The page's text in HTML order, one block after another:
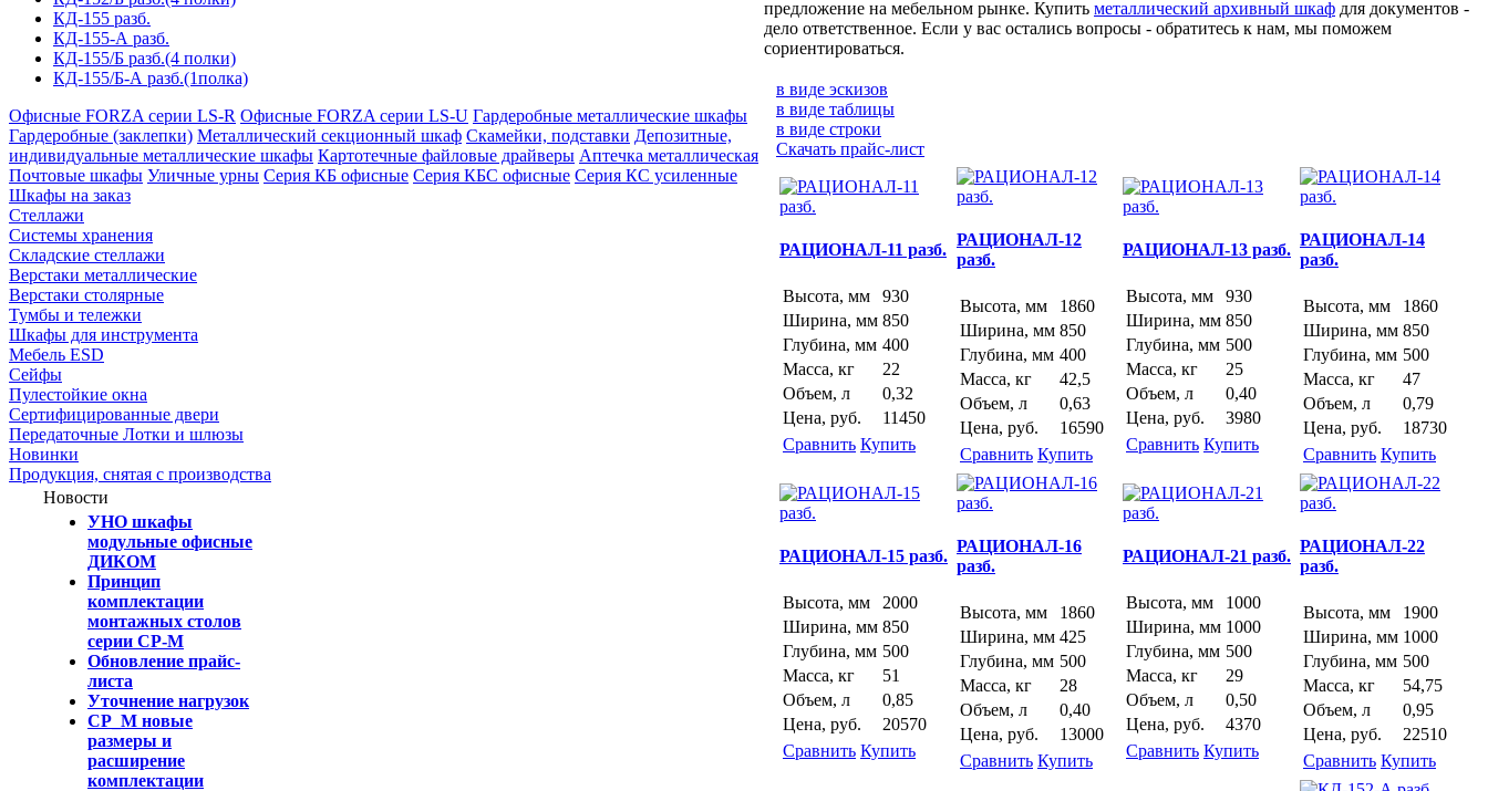
КД-155 разб.
КД-155-А разб.
КД-155/Б разб.(4 полки)
КД-155/Б-А разб.(1полка)
Офисные FORZA серии LS-R Офисные FORZA серии LS-U Гардеробные металлические шкафы
Гардеробные (заклепки) Металлический секционный шкаф Скамейки, подставки Депозитные,
индивидуальные металлические шкафы Картотечные файловые драйверы Аптечка металлическая
Почтовые шкафы Уличные урны Серия КБ офисные Серия КБС офисные Серия КC усиленные
Шкафы на заказ
Стеллажи
Системы хранения
Складские стеллажи
Верстаки металлические
Верстаки столярные
Тумбы и тележки
Шкафы для инструмента
Мебель ESD
Сейфы
Пулестойкие окна
Сертифицированные двери
Передаточные Лотки и шлюзы
Новинки
Продукция, снятая с производства
Новости
УНО шкафы
модульные офисные
ДИКОМ
Принцип
комплектации
монтажных столов
серии СР-М
Обновление прайс-
листа
Уточнение нагрузок
СР_М новые
размеры и
расширение
комплектации
предложение на мебельном рынке. Купить металлический архивный шкаф для документов -
дело ответственное. Если у вас остались вопросы - обратитесь к нам, мы поможем
сориентироваться.
в виде эскизов
в виде таблицы
в виде строки
Скачать прайс-лист
РАЦИОНАЛ-11 разб.
Высота, мм
930
Ширина, мм 850
Глубина, мм 400
Масса, кг
22
Объем, л
0,32
Цена, руб.
11450
Сравнить Купить
РАЦИОНАЛ-12
разб.
Высота, мм
1860
Ширина, мм 850
Глубина, мм 400
Масса, кг
42,5
Объем, л
0,63
Цена, руб.
16590
Сравнить Купить
РАЦИОНАЛ-13 разб.
Высота, мм
930
Ширина, мм 850
Глубина, мм 500
Масса, кг
25
Объем, л
0,40
Цена, руб.
3980
Сравнить Купить
РАЦИОНАЛ-14
разб.
Высота, мм
1860
Ширина, мм 850
Глубина, мм 500
Масса, кг
47
Объем, л
0,79
Цена, руб.
18730
Сравнить Купить
РАЦИОНАЛ-15 разб.
Высота, мм
2000
Ширина, мм 850
Глубина, мм 500
Масса, кг
51
Объем, л
0,85
Цена, руб.
20570
Сравнить Купить
РАЦИОНАЛ-16
разб.
Высота, мм
1860
Ширина, мм 425
Глубина, мм 500
Масса, кг
28
Объем, л
0,40
Цена, руб.
13000
Сравнить Купить
РАЦИОНАЛ-21 разб.
Высота, мм
1000
Ширина, мм 1000
Глубина, мм 500
Масса, кг
29
Объем, л
0,50
Цена, руб.
4370
Сравнить Купить
РАЦИОНАЛ-22
разб.
Высота, мм
1900
Ширина, мм 1000
Глубина, мм 500
Масса, кг
54,75
Объем, л
0,95
Цена, руб.
22510
Сравнить Купить